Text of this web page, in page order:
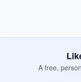
A free,